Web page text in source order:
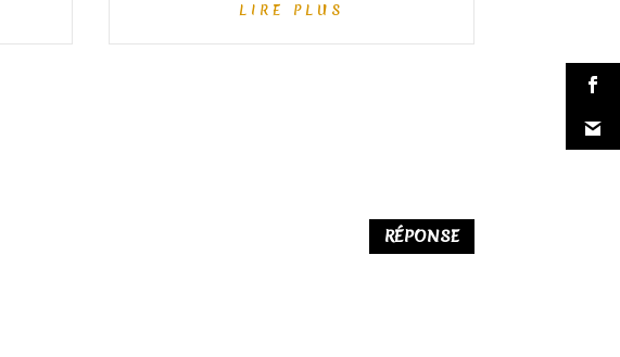
LIRE PLUS
RÉPONSE